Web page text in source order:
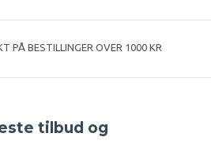
PÅ BESTILLINGER OVER 1000 KR
tilbud og